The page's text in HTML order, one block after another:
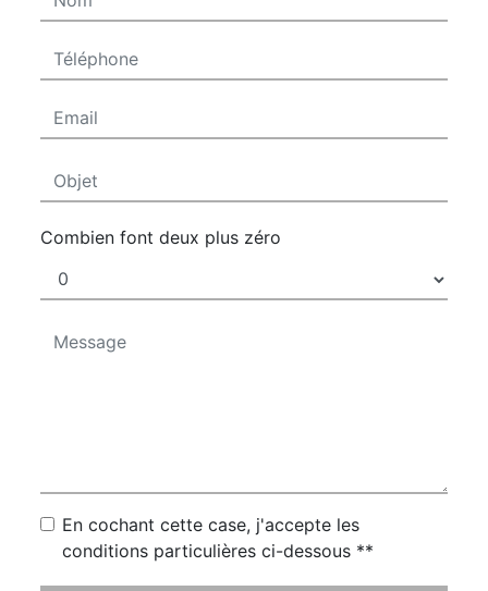
Combien font deux plus zéro
En cochant cette case, j'accepte les
conditions particulières ci-dessous **